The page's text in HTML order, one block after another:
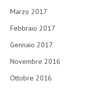
Marzo 2017
Febbraio 2017
Gennaio 2017
Novembre 2016
Ottobre 2016